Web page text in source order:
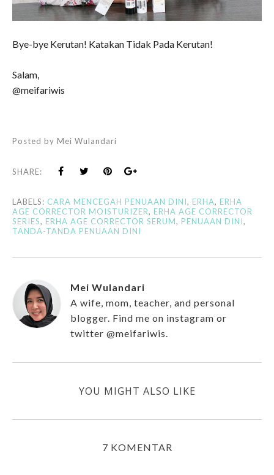
Bye-bye Kerutan! Katakan Tidak Pada Kerutan!
Salam,
@meifariwis
Posted by Mei Wulandari
SHARE:
LABELS: CARA MENCEGAH PENUAAN DINI, ERHA, ERHA
AGE CORRECTOR MOISTURIZER, ERHA AGE CORRECTOR
SERIES, ERHA AGE CORRECTOR SERUM, PENUAAN DINI,
TANDA-TANDA PENUAAN DINI
Mei Wulandari
A wife, mom, teacher, and personal
blogger. Find me on instagram or
twitter @meifariwis.
YOU MIGHT ALSO LIKE
7 KOMENTAR